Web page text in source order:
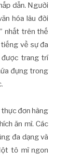
dẫn. Người
hóa lâu đời
nhất trên thế
về sự đa
được trang trí
đựng trong
đơn hàng
ăn mì. Các
đa dạng và
tô mì ngon